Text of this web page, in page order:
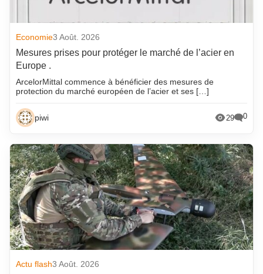
Economie3 Août. 2026
Mesures prises pour protéger le marché de l’acier en
Europe .
ArcelorMittal commence à bénéficier des mesures de
protection du marché européen de l’acier et ses […]
piwi 29 0
Actu flash3 Août. 2026